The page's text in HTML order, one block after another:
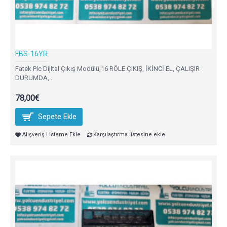
FBS-16YR
Fatek Plc Dijital Çıkış Modülü,16 RÖLE ÇIKIŞ, İKİNCİ EL, ÇALIŞIR
DURUMDA,..
78,00€
Sepete Ekle
Alışveriş Listeme Ekle Karşılaştırma listesine ekle